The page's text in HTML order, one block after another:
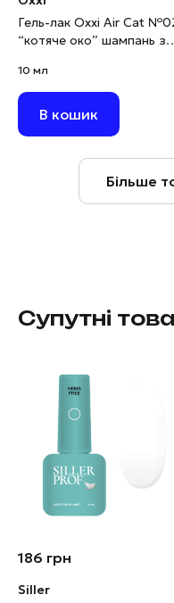
Гель-лак Oxxi Air Cat
“котяче око” шампань з
мл
10 мл
В кошик
Більше
Супутні
186 грн
Siller